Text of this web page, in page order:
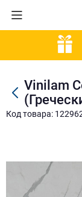
Vinilam
Код товара: